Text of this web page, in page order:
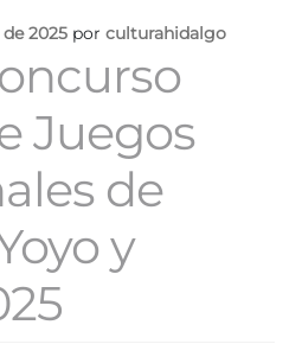
2025 por culturahidalgo
Juegos
de
y